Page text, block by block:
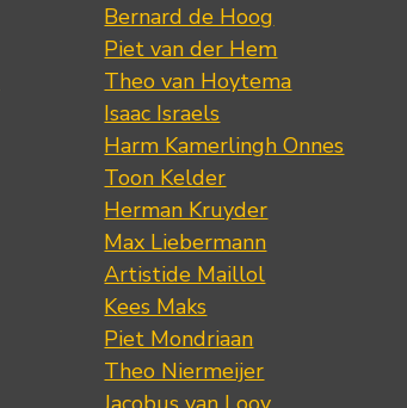
Bernard de Hoog
Piet van der Hem
Theo van Hoytema
Isaac Israels
Harm Kamerlingh Onnes
Toon Kelder
Herman Kruyder
Max Liebermann
Artistide Maillol
Kees Maks
Piet Mondriaan
Theo Niermeijer